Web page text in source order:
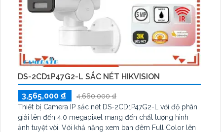
DS-2CD1P47G2-L SẮC NÉT HIKVISION
3,565,000 ₫
4,660,000 ₫
Thiết bị Camera IP sắc nét DS-2CD1P47G2-L với độ phân
giải lên đến 4.0 megapixel mang đến chất lượng hình
ảnh tuyệt vời. Với khả năng xem ban đêm Full Color lên